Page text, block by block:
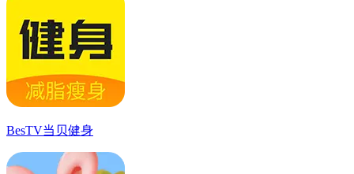
BesTV当贝健身